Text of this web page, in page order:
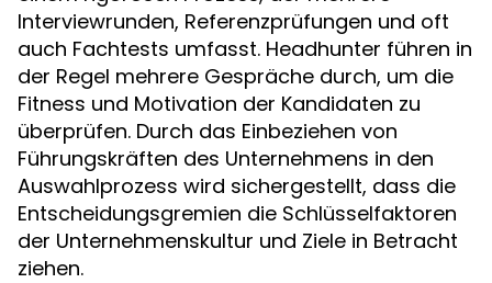
Interviewrunden, Referenzprüfungen und oft
auch Fachtests umfasst. Headhunter führen in
der Regel mehrere Gespräche durch, um die
Fitness und Motivation der Kandidaten zu
überprüfen. Durch das Einbeziehen von
Führungskräften des Unternehmens in den
Auswahlprozess wird sichergestellt, dass die
Entscheidungsgremien die Schlüsselfaktoren
der Unternehmenskultur und Ziele in Betracht
ziehen.